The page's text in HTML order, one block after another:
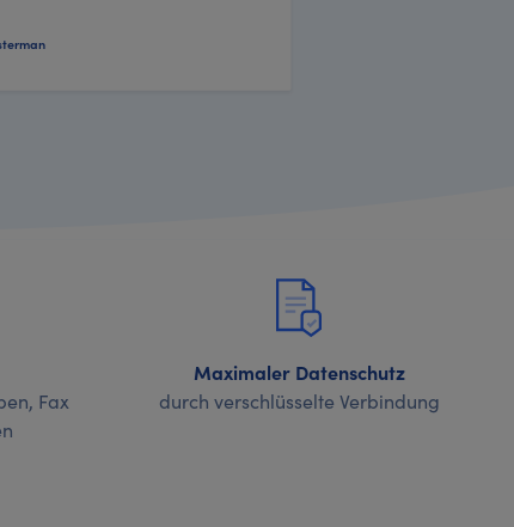
Fax
Maximaler Datenschutz
durch verschlüsselte Verbindung